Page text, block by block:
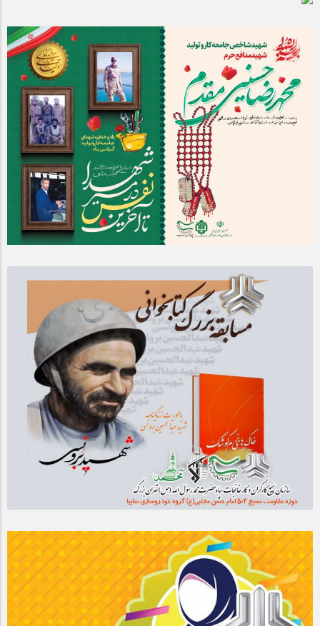
مراسم گرامیداشت سالروز آزادسازی خرمشهر در نمازخانه فاطمیه
مگاموتور
تیم شهدای مگاموتور در بزرگترین مسابقات گل کوچک جهان شرکت
کرد